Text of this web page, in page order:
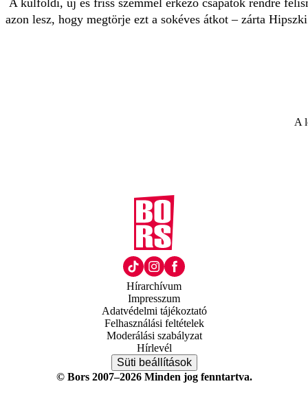
azon lesz, hogy megtörje ezt a sokéves átkot – zárta
A
Hírarchívum
Impresszum
Adatvédelmi tájékoztató
Felhasználási feltételek
Moderálási szabályzat
Hírlevél
Süti beállítások
© Bors 2007–2026 Minden jog fenntartva.